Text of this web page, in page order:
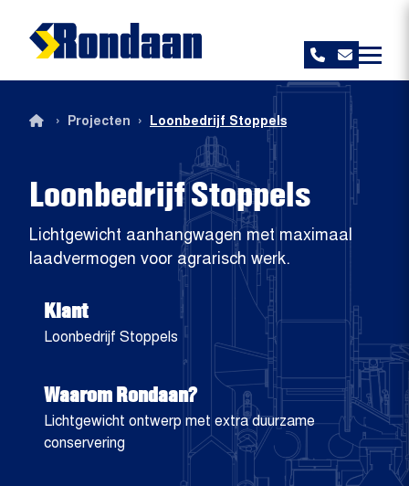
Loonbedrijf Stoppels
Lichtgewicht aanhangwagen met maximaal
laadvermogen voor agrarisch werk.
› Projecten › Loonbedrijf Stoppels
Klant
Loonbedrijf Stoppels
Waarom Rondaan?
Lichtgewicht ontwerp met extra duurzame
conservering